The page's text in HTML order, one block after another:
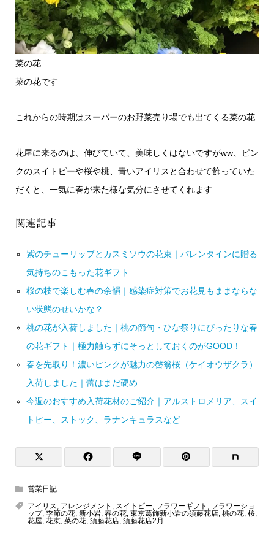
菜の花
菜の花です
これからの時期はスーパーのお野菜売り場でも出てくる菜の花
花屋に来るのは、伸びていて、美味しくはないですがww、ピン
クのスイトピーや桜や桃、青いアイリスと合わせて飾っていた
だくと、一気に春が来た様な気分にさせてくれます
関連記事
紫のチューリップとカスミソウの花束｜バレンタインに贈る
気持ちのこもった花ギフト
桜の枝で楽しむ春の余韻｜感染症対策でお花見もままならな
い状態のせいかな？
桃の花が入荷しました｜桃の節句・ひな祭りにぴったりな春
の花ギフト｜極力触らずにそっとしておくのがGOOD！
春を先取り！濃いピンクが魅力の啓翁桜（ケイオウザクラ）
入荷しました｜蕾はまだ硬め
今週のおすすめ入荷花材のご紹介｜アルストロメリア、スイ
トピー、ストック、ラナンキュラスなど
営業日記
アイリス, アレンジメント , スイトピー, フラワーギフト , フラワーショ
ップ, 季節の花, 新小岩, 春の花, 東京葛飾新小岩の須藤花店, 桃の花, 桜,
花屋, 花束, 菜の花, 須藤花店, 須藤花店2月